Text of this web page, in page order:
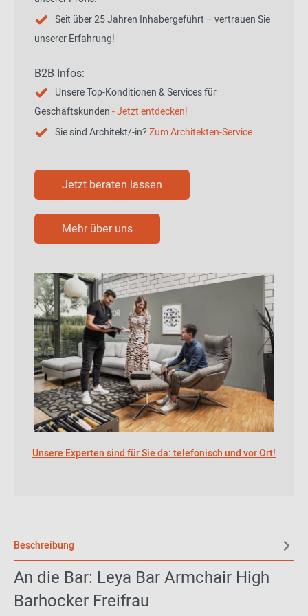
Seit über 25 Jahren Inhabergeführt – vertrauen Sie
unserer Erfahrung!
B2B Infos:
Unsere Top-Konditionen & Services für
Geschäftskunden- Jetzt entdecken!
Sie sind Architekt/-in?Zum Architekten-Service.
Jetzt beraten lassen
Mehr über uns
Unsere Experten sind für Sie da: telefonisch und vor Ort!
Beschreibung
An die Bar: Leya Bar Armchair High
Barhocker Freifrau